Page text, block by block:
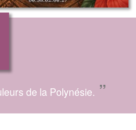
de la Polynésie. ”